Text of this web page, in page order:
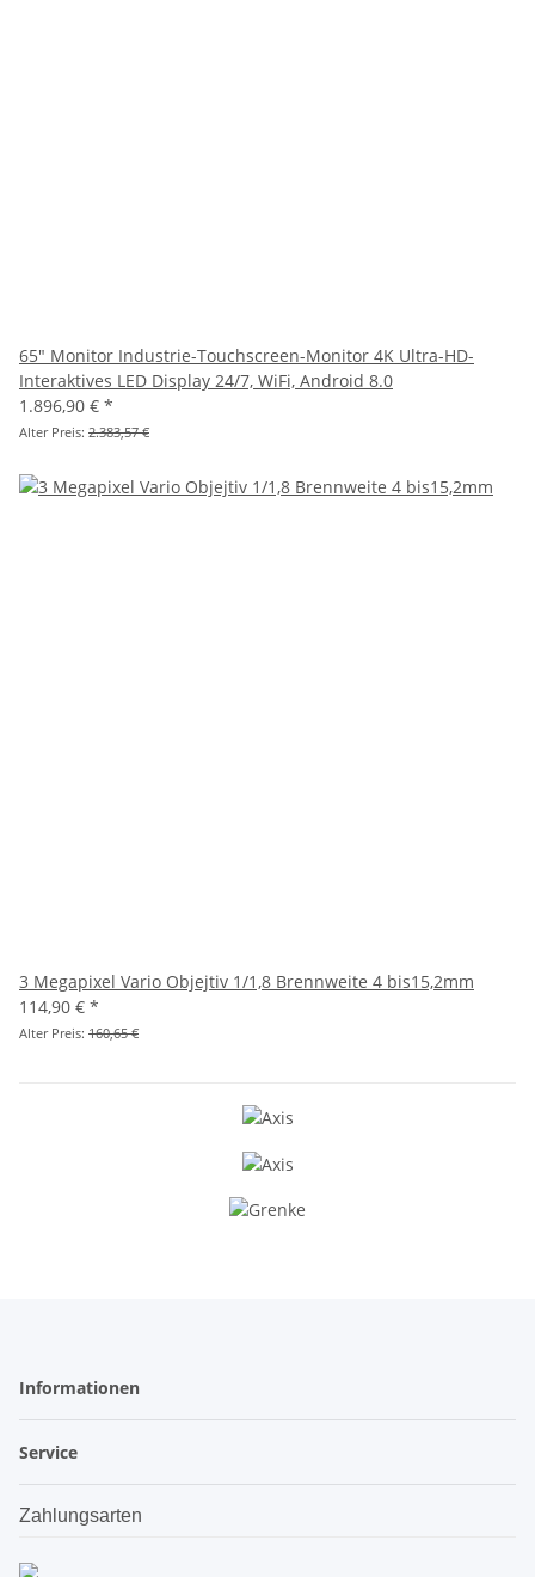
65" Monitor Industrie-Touchscreen-Monitor 4K Ultra-HD-
Interaktives LED Display 24/7, WiFi, Android 8.0
1.896,90 € *
Alter Preis: 2.383,57 €
3 Megapixel Vario Objejtiv 1/1,8 Brennweite 4 bis15,2mm
114,90 € *
Alter Preis: 160,65 €
Informationen
Service
Zahlungsarten